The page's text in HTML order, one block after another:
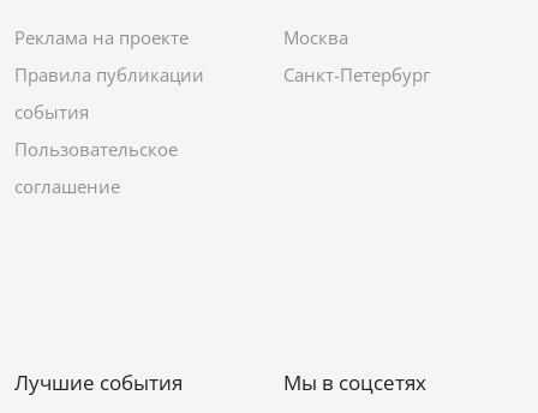
Реклама на проекте
Правила публикации
события
Пользовательское
соглашение
Москва
Санкт-Петербург
Лучшие события Мы в соцсетях